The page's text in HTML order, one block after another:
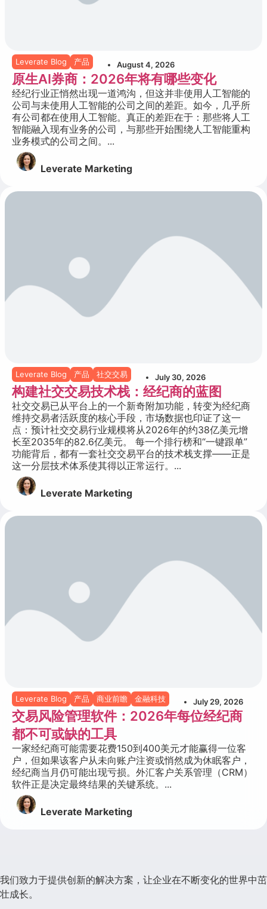
Leverate Blog 产品 August 4, 2026
原生AI券商：2026年将有哪些变化
经纪行业正悄然出现一道鸿沟，但这并非使用人工智能的
公司与未使用人工智能的公司之间的差距。如今，几乎所
有公司都在使用人工智能。真正的差距在于：那些将人工
智能融入现有业务的公司，与那些开始围绕人工智能重构
业务模式的公司之间。...
Leverate Marketing
Leverate Blog 产品 社交交易 July 30, 2026
构建社交交易技术栈：经纪商的蓝图
社交交易已从平台上的一个新奇附加功能，转变为经纪商
维持交易者活跃度的核心手段，市场数据也印证了这一
点：预计社交交易行业规模将从2026年的约38亿美元增
长至2035年的82.6亿美元。 每一个排行榜和“一键跟单”
功能背后，都有一套社交交易平台的技术栈支撑——正是
这一分层技术体系使其得以正常运行。...
Leverate Marketing
Leverate Blog 产品 商业前瞻 金融科技 July 29, 2026
交易风险管理软件：2026年每位经纪商
都不可或缺的工具
一家经纪商可能需要花费150到400美元才能赢得一位客
户，但如果该客户从未向账户注资或悄然成为休眠客户，
经纪商当月仍可能出现亏损。外汇客户关系管理（CRM）
软件正是决定最终结果的关键系统。...
Leverate Marketing
我们致力于提供创新的解决方案，让企业在不断变化的世界中茁
壮成长。